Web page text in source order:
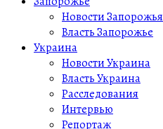
Новости Запорожья
Власть Запорожье
Украина
Новости Украина
Власть Украина
Расследования
Интервью
Репортаж